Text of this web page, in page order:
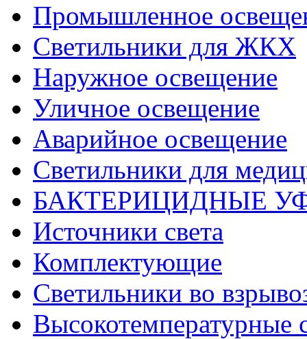
Промышленное
Светильники для ЖКХ
Наружное освещение
Уличное освещение
Аварийное освещение
Светильники для
БАКТЕРИЦИДНЫЕ
Источники света
Комплектующие
Светильники во
Высокотемпературные